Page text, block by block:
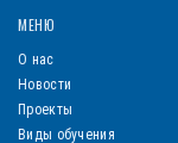
МЕНЮ
О нас
Новости
Проекты
Виды обучения